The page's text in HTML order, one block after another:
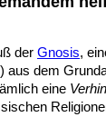
der Gnosis,
) aus dem
eine